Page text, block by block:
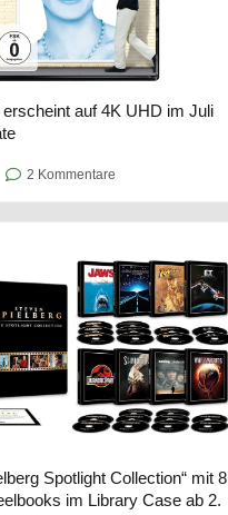
erscheint auf 4K UHD im Juli
2 Kommentare
Spotlight Collection“ mit 8
im Library Case ab 2.